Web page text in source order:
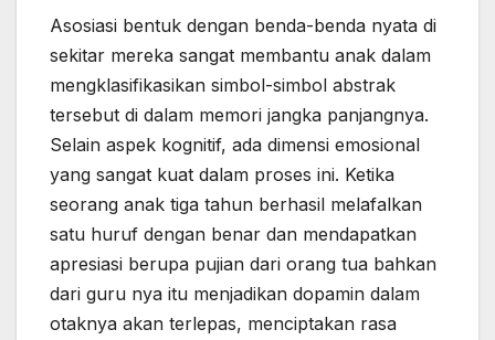
Asosiasi bentuk dengan benda-benda nyata di
sekitar mereka sangat membantu anak dalam
mengklasifikasikan simbol-simbol abstrak
tersebut di dalam memori jangka panjangnya.
Selain aspek kognitif, ada dimensi emosional
yang sangat kuat dalam proses ini. Ketika
seorang anak tiga tahun berhasil melafalkan
satu huruf dengan benar dan mendapatkan
apresiasi berupa pujian dari orang tua bahkan
dari guru nya itu menjadikan dopamin dalam
otaknya akan terlepas, menciptakan rasa